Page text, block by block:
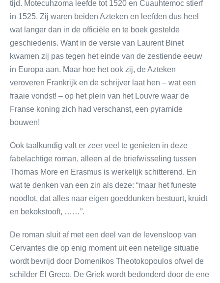
tijd. Motecuhzoma leefde tot 1520 en Cuauhtemoc stierf
in 1525. Zij waren beiden Azteken en leefden dus heel
wat langer dan in de officiële en te boek gestelde
geschiedenis. Want in de versie van Laurent Binet
kwamen zij pas tegen het einde van de zestiende eeuw
in Europa aan. Maar hoe het ook zij, de Azteken
veroveren Frankrijk en de schrijver laat hen – wat een
fraaie vondst! – op het plein van het Louvre waar de
Franse koning zich had verschanst, een pyramide
bouwen!
Ook taalkundig valt er zeer veel te genieten in deze
fabelachtige roman, alleen al de briefwisseling tussen
Thomas More en Erasmus is werkelijk schitterend. En
wat te denken van een zin als deze: “maar het funeste
noodlot, dat alles naar eigen goeddunken bestuurt, kruidt
en bekokstooft, ……”.
De roman sluit af met een deel van de levensloop van
Cervantes die op enig moment uit een netelige situatie
wordt bevrijd door Domenikos Theotokopoulos ofwel de
schilder El Greco. De Griek wordt bedonderd door de ene